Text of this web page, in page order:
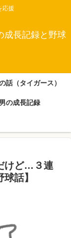
応援
成長記録と野球
話（タイガース）
の成長記録
けど…３連
話】